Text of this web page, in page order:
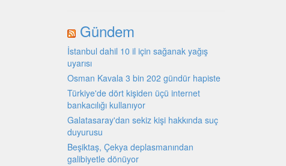
Gündem
İstanbul dahil 10 il için sağanak yağış
uyarısı
Osman Kavala 3 bin 202 gündür hapiste
Türkiye'de dört kişiden üçü internet
bankacılığı kullanıyor
Galatasaray'dan sekiz kişi hakkında suç
duyurusu
Beşiktaş, Çekya deplasmanından
galibiyetle dönüyor